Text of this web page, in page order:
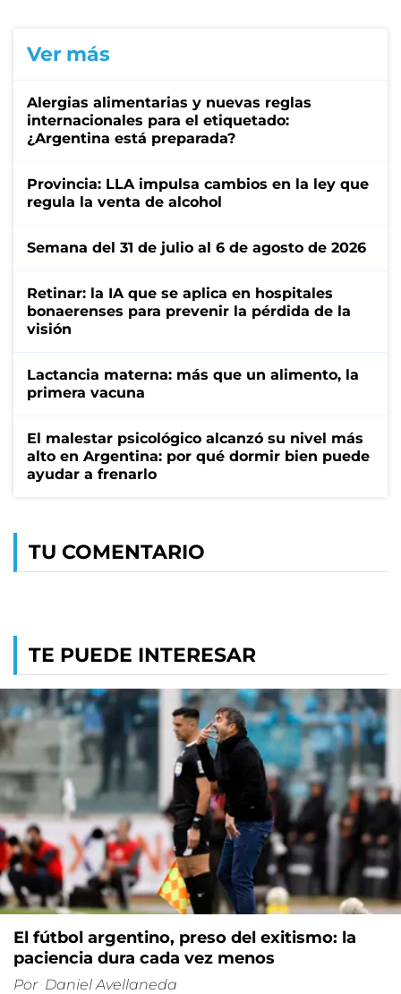
Ver más
Alergias alimentarias y nuevas reglas
internacionales para el etiquetado:
¿Argentina está preparada?
Provincia: LLA impulsa cambios en la ley que
regula la venta de alcohol
Semana del 31 de julio al 6 de agosto de 2026
Retinar: la IA que se aplica en hospitales
bonaerenses para prevenir la pérdida de la
visión
Lactancia materna: más que un alimento, la
primera vacuna
El malestar psicológico alcanzó su nivel más
alto en Argentina: por qué dormir bien puede
ayudar a frenarlo
TU COMENTARIO
TE PUEDE INTERESAR
El fútbol argentino, preso del exitismo: la
paciencia dura cada vez menos
Por Daniel Avellaneda